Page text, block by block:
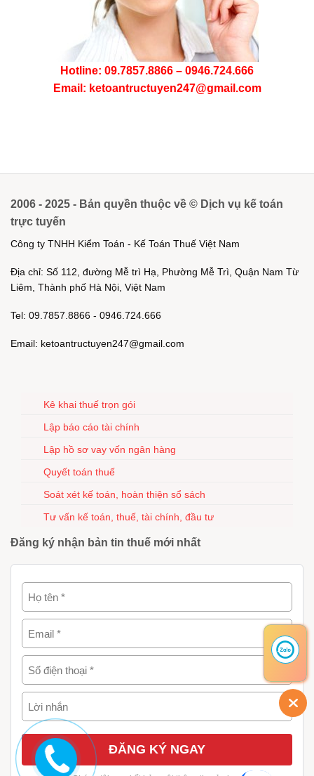
Hotline: 09.7857.8866 – 0946.724.666
Email: ketoantructuyen247@gmail.com
2006 - 2025 - Bản quyền thuộc về © Dịch vụ kế toán
trực tuyến
Công ty TNHH Kiểm Toán - Kế Toán Thuế Việt Nam
Địa chỉ: Số 112, đường Mễ trì Hạ, Phường Mễ Trì, Quận Nam Từ
Liêm, Thành phố Hà Nội, Việt Nam
Tel: 09.7857.8866 - 0946.724.666
Email: ketoantructuyen247@gmail.com
Kê khai thuế trọn gói
Lập báo cáo tài chính
Lập hồ sơ vay vốn ngân hàng
Quyết toán thuế
Soát xét kế toán, hoàn thiện sổ sách
Tư vấn kế toán, thuế, tài chính, đầu tư
Đăng ký nhận bản tin thuế mới nhất